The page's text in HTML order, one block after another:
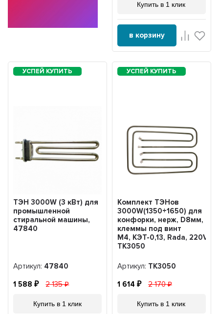
Купить в 1 клик
в корзину
ТЭН 3000W (3 кВт) для
промышленной
стиральной машины,
47840
Артикул: 47840
1 588 2 135
Купить в 1 клик
Комплект ТЭНов
3000W(1350+1650) для
конфорки, нерж, D8мм,
клеммы под винт
М4, КЭТ-0,13, Rada, 220V,
ТК3050
Артикул: ТК3050
1 614 2 170
Купить в 1 клик